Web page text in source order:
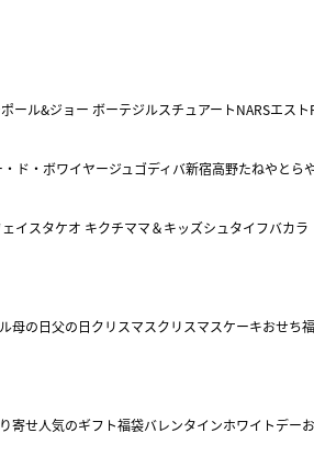
ポール&ジョー ボーテジルスチュアートNARSエスト
ド・ボワイヤージュ ゴディバ新宿高野たねやとら
イスタケオ キクチママ＆キッズシュタイフバカラ
母の日父の日クリスマスクリスマスケーキおせち
寄せ人気のギフト福袋バレンタインホワイトデー